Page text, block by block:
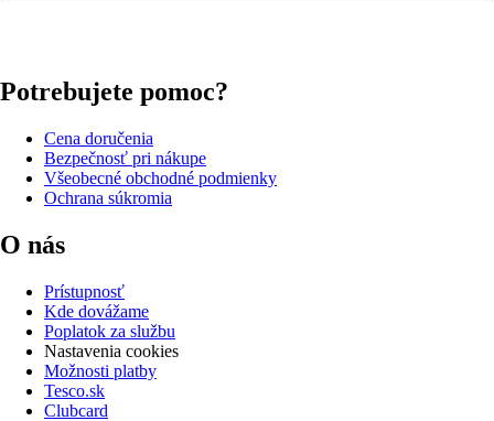
Potrebujete pomoc?
Cena doručenia
Bezpečnosť pri nákupe
Všeobecné obchodné podmienky
Ochrana súkromia
O nás
Prístupnosť
Kde dovážame
Poplatok za službu
Nastavenia cookies
Možnosti platby
Tesco.sk
Clubcard